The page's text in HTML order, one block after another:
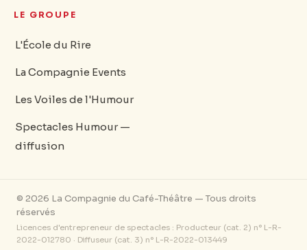
LE GROUPE
L'École du Rire
La Compagnie Events
Les Voiles de l'Humour
Spectacles Humour —
diffusion
© 2026 La Compagnie du Café-Théâtre — Tous droits
réservés
Licences d'entrepreneur de spectacles : Producteur (cat. 2) n° L-R-
2022-012780 · Diffuseur (cat. 3) n° L-R-2022-013449